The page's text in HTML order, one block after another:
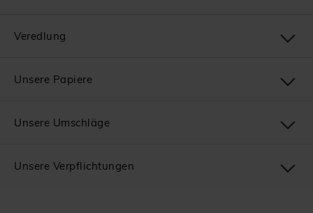
Veredlung
Unsere Papiere
Unsere Umschläge
Unsere Verpflichtungen